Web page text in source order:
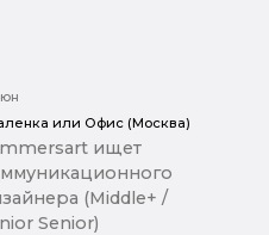
или Офис (Москва)
ищет
(Middle+ /
Senior)